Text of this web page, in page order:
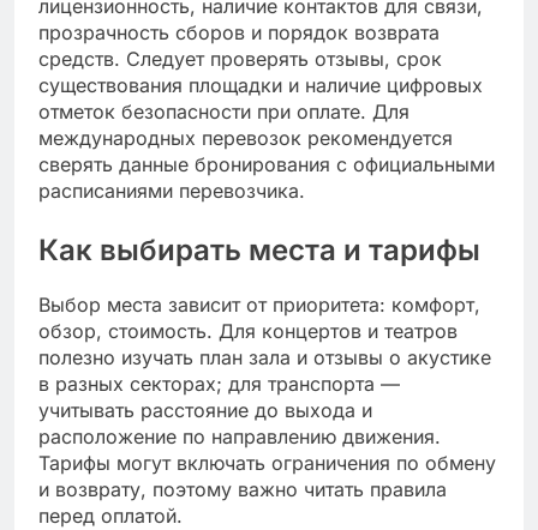
лицензионность, наличие контактов для связи,
прозрачность сборов и порядок возврата
средств. Следует проверять отзывы, срок
существования площадки и наличие цифровых
отметок безопасности при оплате. Для
международных перевозок рекомендуется
сверять данные бронирования с официальными
расписаниями перевозчика.
Как выбирать места и тарифы
Выбор места зависит от приоритета: комфорт,
обзор, стоимость. Для концертов и театров
полезно изучать план зала и отзывы о акустике
в разных секторах; для транспорта —
учитывать расстояние до выхода и
расположение по направлению движения.
Тарифы могут включать ограничения по обмену
и возврату, поэтому важно читать правила
перед оплатой.